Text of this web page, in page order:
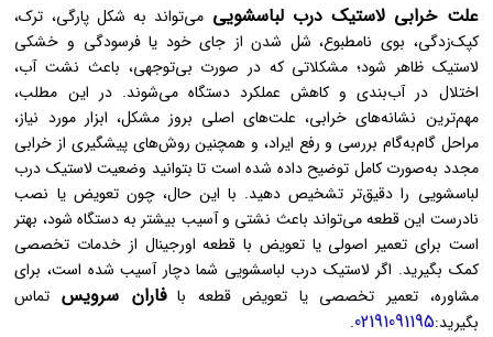
علت خرابی لاستیک درب لباسشویی می‌تواند به شکل پارگی، ترک،
کپک‌زدگی، بوی نامطبوع، شل شدن از جای خود یا فرسودگی و خشکی
لاستیک ظاهر شود؛ مشکلاتی که در صورت بی‌توجهی، باعث نشت آب،
اختلال در آب‌بندی و کاهش عملکرد دستگاه می‌شوند. در این مطلب،
مهم‌ترین نشانه‌های خرابی، علت‌های اصلی بروز مشکل، ابزار مورد نیاز،
مراحل گام‌به‌گام بررسی و رفع ایراد، و همچنین روش‌های پیشگیری از خرابی
مجدد به‌صورت کامل توضیح داده شده است تا بتوانید وضعیت لاستیک درب
لباسشویی را دقیق‌تر تشخیص دهید. با این حال، چون تعویض یا نصب
نادرست این قطعه می‌تواند باعث نشتی و آسیب بیشتر به دستگاه شود، بهتر
است برای تعمیر اصولی یا تعویض با قطعه اورجینال از خدمات تخصصی
کمک بگیرید. اگر لاستیک درب لباسشویی شما دچار آسیب شده است، برای
مشاوره، تعمیر تخصصی یا تعویض قطعه بافاران سرویستماس
بگیرید:02191091195
.